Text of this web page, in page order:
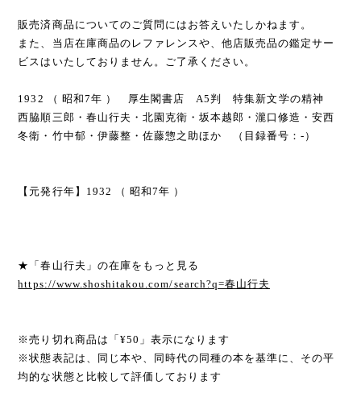
販売済商品についてのご質問にはお答えいたしかねます。
また、当店在庫商品のレファレンスや、他店販売品の鑑定サー
ビスはいたしておりません。ご了承ください。
1932 （ 昭和7年 ） 厚生閣書店 A5判 特集新文学の精神
西脇順三郎・春山行夫・北園克衛・坂本越郎・瀧口修造・安西
冬衛・竹中郁・伊藤整・佐藤惣之助ほか （目録番号：-）
【元発行年】1932 （ 昭和7年 ）
★「春山行夫」の在庫をもっと見る
https://www.shoshitakou.com/search?q=春山行夫
※売り切れ商品は「¥50」表示になります
※状態表記は、同じ本や、同時代の同種の本を基準に、その平
均的な状態と比較して評価しております